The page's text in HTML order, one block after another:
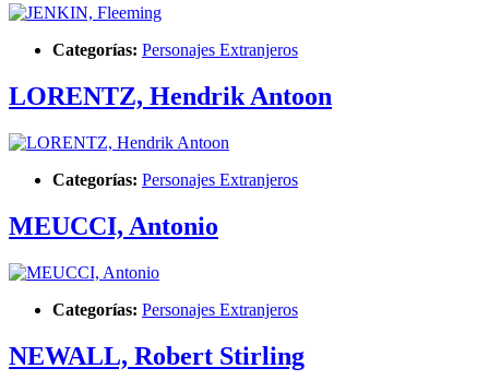
Categorías: Personajes Extranjeros
LORENTZ, Hendrik Antoon
Categorías: Personajes Extranjeros
MEUCCI, Antonio
Categorías: Personajes Extranjeros
NEWALL, Robert Stirling